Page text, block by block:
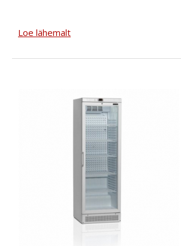
Loe lähemalt